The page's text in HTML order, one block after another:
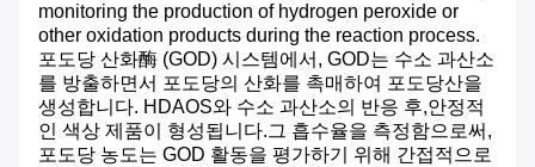
monitoring the production of hydrogen peroxide or
other oxidation products during the reaction process.
포도당 산화酶 (GOD) 시스템에서, GOD는 수소 과산소
를 방출하면서 포도당의 산화를 촉매하여 포도당산을
생성합니다. HDAOS와 수소 과산소의 반응 후,안정적
인 색상 제품이 형성됩니다.그 흡수율을 측정함으로써,
포도당 농도는 GOD 활동을 평가하기 위해 간접적으로